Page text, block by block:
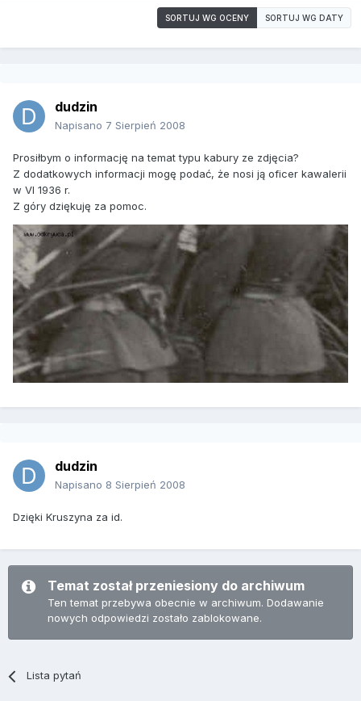
SORTUJ WG OCENY SORTUJ WG DATY
dudzin
Napisano 7 Sierpień 2008
Prosiłbym o informację na temat typu kabury ze zdjęcia?
Z dodatkowych informacji mogę podać, że nosi ją oficer kawalerii
w VI 1936 r.
Z góry dziękuję za pomoc.
dudzin
Napisano 8 Sierpień 2008
Dzięki Kruszyna za id.
Temat został przeniesiony do archiwum
Ten temat przebywa obecnie w archiwum. Dodawanie
nowych odpowiedzi zostało zablokowane.
Lista pytań